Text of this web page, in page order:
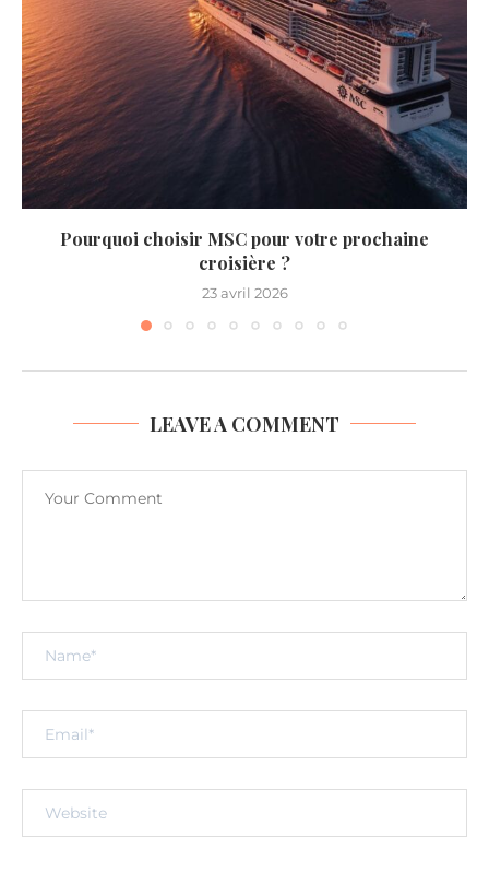
Pourquoi choisir MSC pour votre prochaine
croisière ?
23 avril 2026
LEAVE A COMMENT